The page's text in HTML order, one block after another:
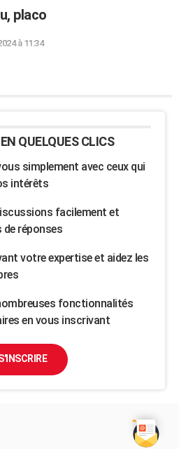
placo
à 11:34
QUELQUES CLICS
simplement avec ceux qui
intérêts
facilement et
réponses
votre expertise et aidez les
fonctionnalités
en vous inscrivant